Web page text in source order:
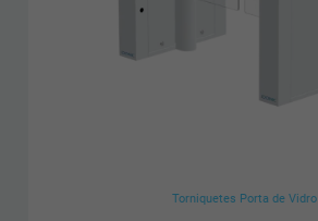
Torniquetes Porta de Vidro